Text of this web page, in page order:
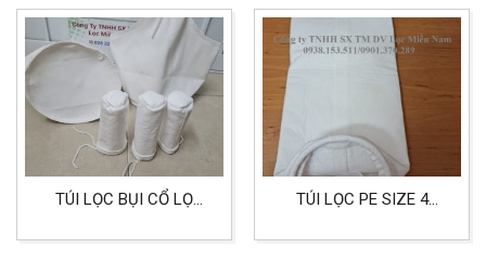
TÚI LỌC BỤI CỔ LỌ
PHẨM CHẤT LIỆU PE
TÚI LỌC PE SIZE 4
LỌC NƯỚC, THỰC PHẨM